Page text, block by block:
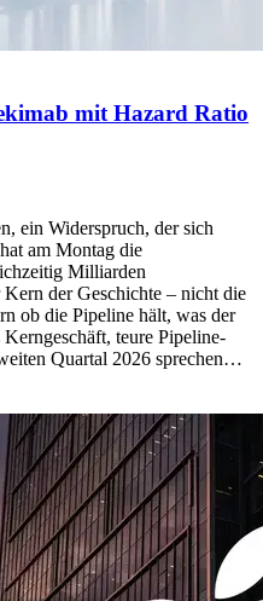
mit Hazard Ratio
ein Widerspruch, der sich
am Montag die
Milliarden
der Geschichte – nicht die
ob die Pipeline hält, was der
teure Pipeline-
Quartal 2026 sprechen…